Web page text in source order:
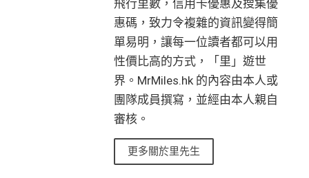
飛行里數，信用卡優惠及搜集優
惠碼，致力令複雜的資訊變得簡
單易明，讓每一位讀者都可以用
性價比高的方式，「里」遊世
界。MrMiles.hk 的內容由本人或
團隊成員撰寫，並經由本人親自
審核。
更多關於里先生